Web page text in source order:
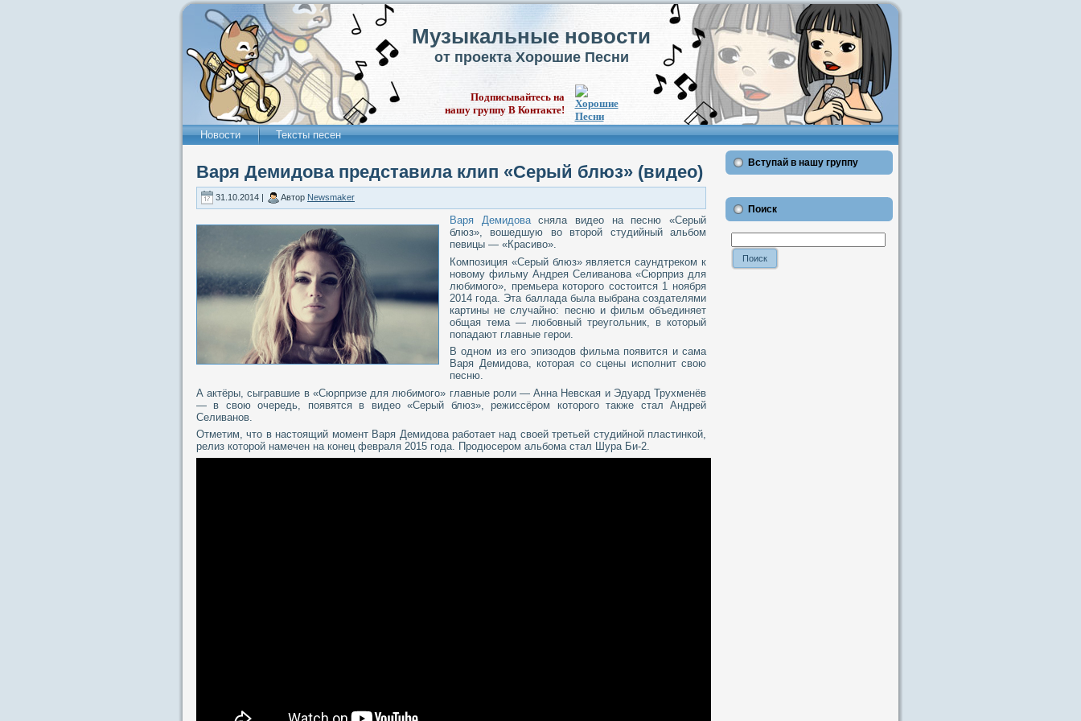
Музыкальные новости
от проекта Хорошие Песни
Подписывайтесь на
нашу группу В Контакте!
Новости Тексты песен
Варя Демидова представила клип «Серый блюз» (видео)
31.10.2014 | Автор Newsmaker
Варя Демидовасняла видео на песню «Серый
блюз», вошедшую во второй студийный альбом
певицы — «Красиво».
Композиция «Серый блюз» является саундтреком к
новому фильму Андрея Селиванова «Сюрприз для
любимого», премьера которого состоится 1 ноября
2014 года. Эта баллада была выбрана создателями
картины не случайно: песню и фильм объединяет
общая тема — любовный треугольник, в который
попадают главные герои.
В одном из его эпизодов фильма появится и сама
Варя Демидова, которая со сцены исполнит свою
песню.
А актёры, сыгравшие в «Сюрпризе для любимого» главные роли — Анна Невская и Эдуард Трухменёв
— в свою очередь, появятся в видео «Серый блюз», режиссёром которого также стал Андрей
Селиванов.
Отметим, что в настоящий момент Варя Демидова работает над своей третьей студийной пластинкой,
релиз которой намечен на конец февраля 2015 года. Продюсером альбома стал Шура Би-2.
Вступай в нашу группу
Поиск